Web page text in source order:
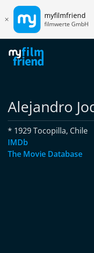
myfilmfriend
filmwerte GmbH
Alejandro
* 1929 Tocopilla, Chile
IMDb
The Movie Database